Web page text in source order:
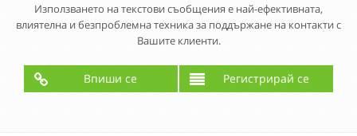
Използването на текстови съобщения е най-ефективната,
влиятелна и безпроблемна техника за поддържане на контакти с
Вашите клиенти.
Впиши се Регистрирай се